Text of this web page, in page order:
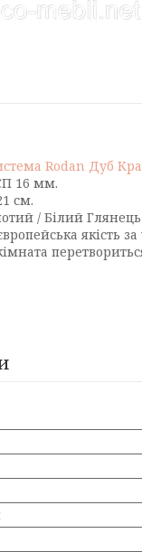
Rodan Дуб
16 мм.
см.
/ Білий Глянець
якість